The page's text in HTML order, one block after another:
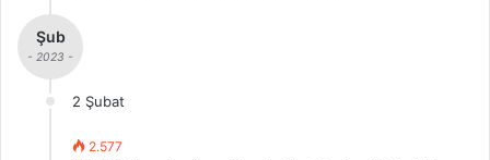
Şub
- 2023 -
2 Şubat
2.577